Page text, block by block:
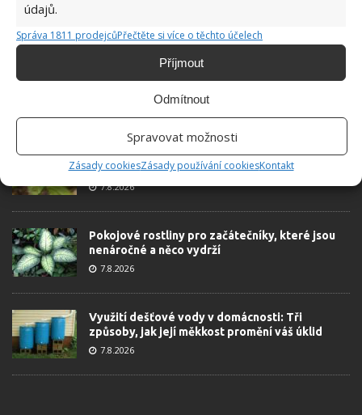
údajů.
Správa 1811 prodejcůPřečtěte si více o těchto účelech
Příjmout
Odmítnout
Spravovat možnosti
Zásady cookiesZásady používání cookiesKontakt
ŽHAVÉ NOVINKY
Tyto rostliny odpuzují klíšťata. Ujistěte se, že je
máte na zahrádce
7.8.2026
Pokojové rostliny pro začátečníky, které jsou
nenáročné a něco vydrží
7.8.2026
Využití dešťové vody v domácnosti: Tři
způsoby, jak její měkkost promění váš úklid
7.8.2026